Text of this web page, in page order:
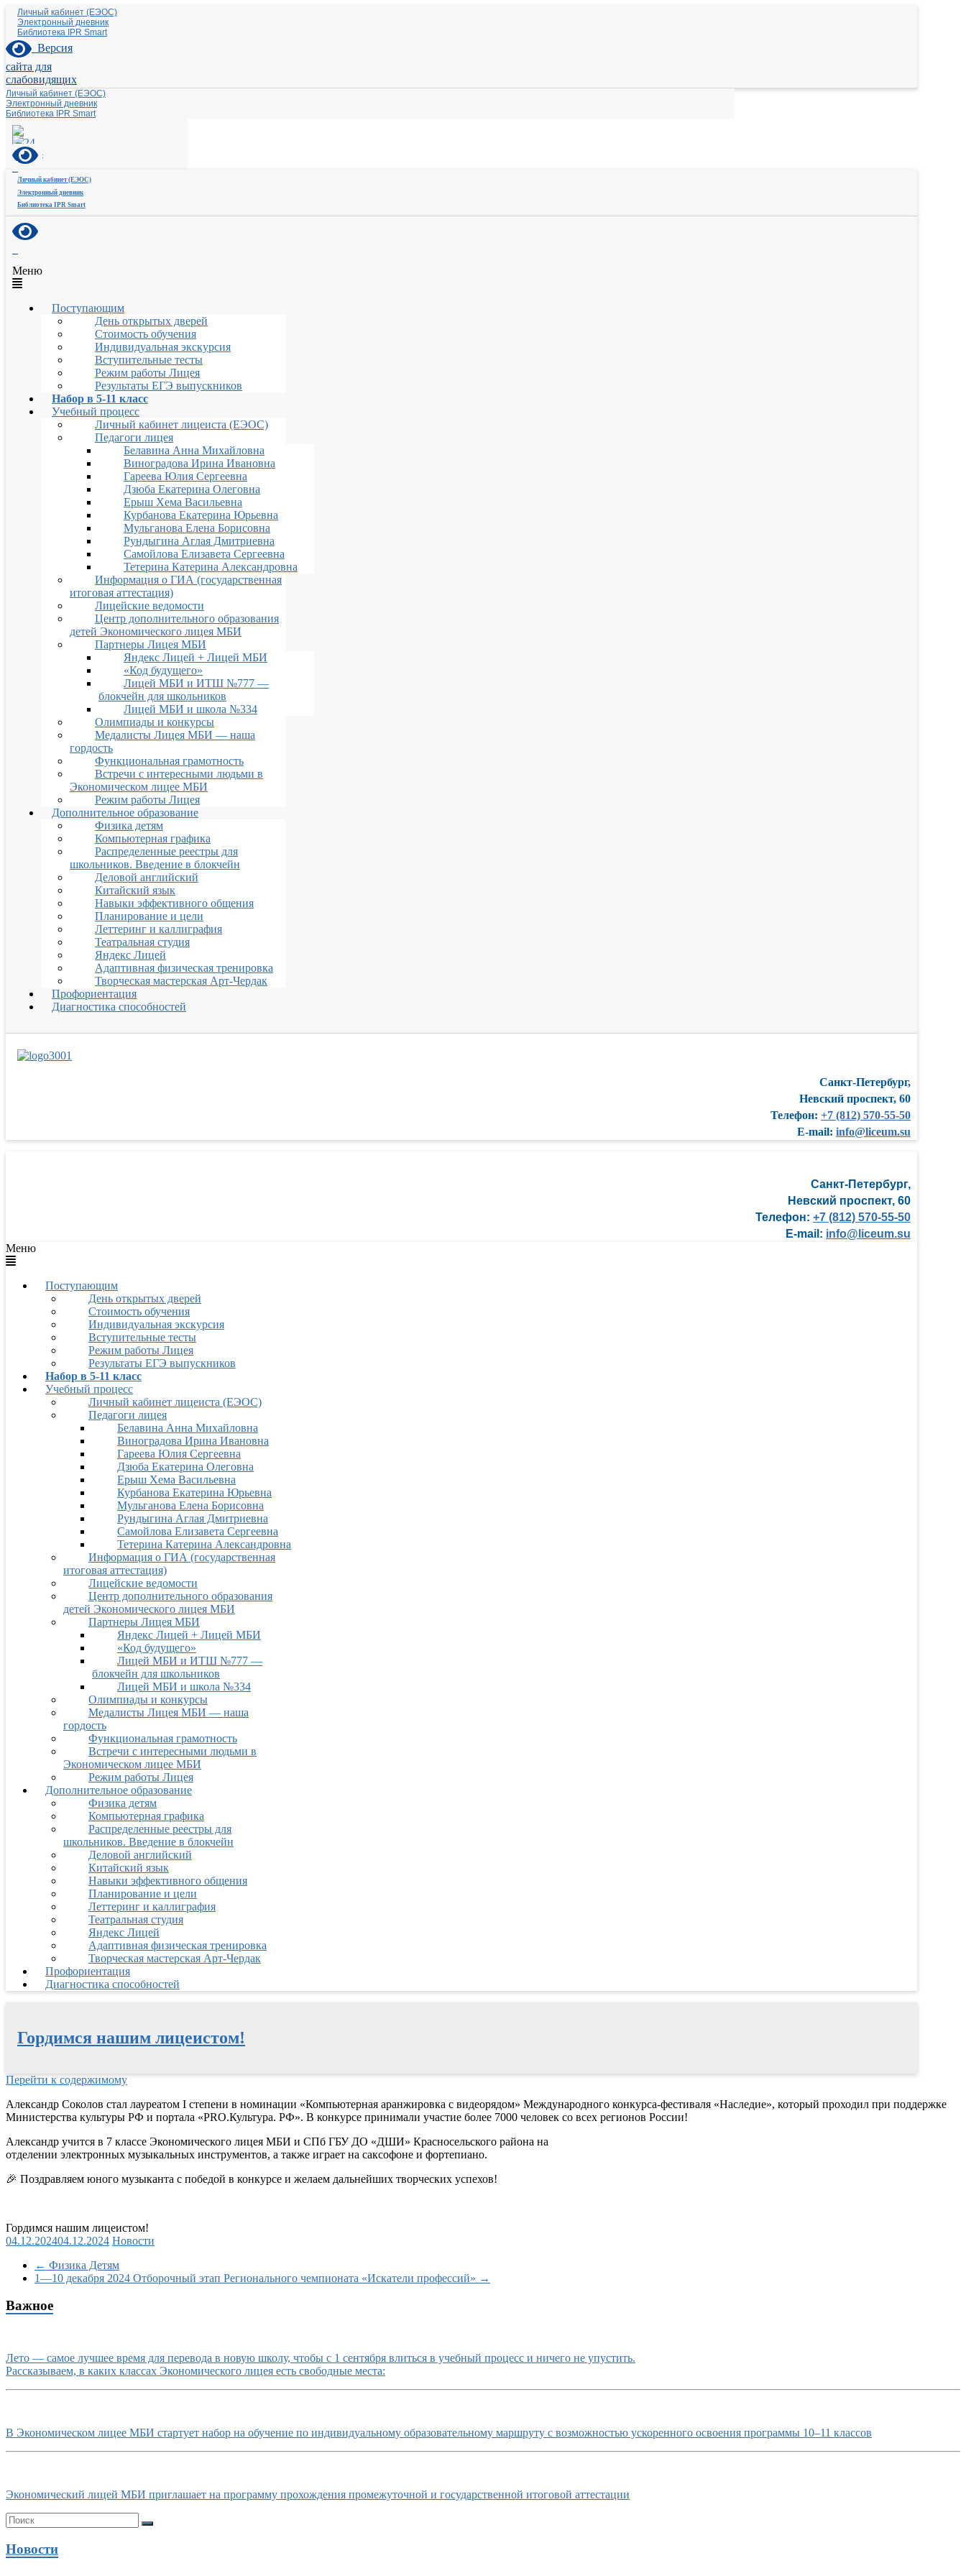
Личный кабинет (ЕЭОС)
Электронный дневник
Библиотека IPR Smart
Версия
сайта для
слабовидящих
Личный кабинет (ЕЭОС)
Электронный дневник
Библиотека IPR Smart
Личный кабинет (ЕЭОС)
Электронный дневник
Библиотека IPR Smart
Меню
Поступающим
День открытых дверей
Стоимость обучения
Индивидуальная экскурсия
Вступительные тесты
Режим работы Лицея
Результаты ЕГЭ выпускников
Набор в 5-11 класс
Учебный процесс
Личный кабинет лицеиста (ЕЭОС)
Педагоги лицея
Белавина Анна Михайловна
Виноградова Ирина Ивановна
Гареева Юлия Сергеевна
Дзюба Екатерина Олеговна
Ерыш Хема Васильевна
Курбанова Екатерина Юрьевна
Мульганова Елена Борисовна
Рундыгина Аглая Дмитриевна
Самойлова Елизавета Сергеевна
Тетерина Катерина Александровна
Информация о ГИА (государственная
итоговая аттестация)
Лицейские ведомости
Центр дополнительного образования
детей Экономического лицея МБИ
Партнеры Лицея МБИ
Яндекс Лицей + Лицей МБИ
«Код будущего»
Лицей МБИ и ИТШ №777 —
блокчейн для школьников
Лицей МБИ и школа №334
Олимпиады и конкурсы
Медалисты Лицея МБИ — наша
гордость
Функциональная грамотность
Встречи с интересными людьми в
Экономическом лицее МБИ
Режим работы Лицея
Дополнительное образование
Физика детям
Компьютерная графика
Распределенные реестры для
школьников. Введение в блокчейн
Деловой английский
Китайский язык
Навыки эффективного общения
Планирование и цели
Леттеринг и каллиграфия
Театральная студия
Яндекс Лицей
Адаптивная физическая тренировка
Творческая мастерская Арт-Чердак
Профориентация
Диагностика способностей
Санкт-Петербург,
Невский проспект, 60
Телефон: +7 (812) 570-55-50
E-mail: info@liceum.su
Санкт-Петербург,
Невский проспект, 60
Телефон: +7 (812) 570-55-50
E-mail: info@liceum.su
Меню
Поступающим
День открытых дверей
Стоимость обучения
Индивидуальная экскурсия
Вступительные тесты
Режим работы Лицея
Результаты ЕГЭ выпускников
Набор в 5-11 класс
Учебный процесс
Личный кабинет лицеиста (ЕЭОС)
Педагоги лицея
Белавина Анна Михайловна
Виноградова Ирина Ивановна
Гареева Юлия Сергеевна
Дзюба Екатерина Олеговна
Ерыш Хема Васильевна
Курбанова Екатерина Юрьевна
Мульганова Елена Борисовна
Рундыгина Аглая Дмитриевна
Самойлова Елизавета Сергеевна
Тетерина Катерина Александровна
Информация о ГИА (государственная
итоговая аттестация)
Лицейские ведомости
Центр дополнительного образования
детей Экономического лицея МБИ
Партнеры Лицея МБИ
Яндекс Лицей + Лицей МБИ
«Код будущего»
Лицей МБИ и ИТШ №777 —
блокчейн для школьников
Лицей МБИ и школа №334
Олимпиады и конкурсы
Медалисты Лицея МБИ — наша
гордость
Функциональная грамотность
Встречи с интересными людьми в
Экономическом лицее МБИ
Режим работы Лицея
Дополнительное образование
Физика детям
Компьютерная графика
Распределенные реестры для
школьников. Введение в блокчейн
Деловой английский
Китайский язык
Навыки эффективного общения
Планирование и цели
Леттеринг и каллиграфия
Театральная студия
Яндекс Лицей
Адаптивная физическая тренировка
Творческая мастерская Арт-Чердак
Профориентация
Диагностика способностей
Гордимся нашим лицеистом!
Перейти к содержимому
Александр Соколов стал лауреатом I степени в номинации «Компьютерная аранжировка с видеорядом» Международного конкурса-фестиваля «Наследие», который проходил при поддержке
Министерства культуры РФ и портала «PRO.Культура. РФ». В конкурсе принимали участие более 7000 человек со всех регионов России!
Александр учится в 7 классе Экономического лицея МБИ и СПб ГБУ ДО «ДШИ» Красносельского района на
отделении электронных музыкальных инструментов, а также играет на саксофоне и фортепиано.
🎉 Поздравляем юного музыканта с победой в конкурсе и желаем дальнейших творческих успехов!
Гордимся нашим лицеистом!
04.12.202404.12.2024 Новости
← Физика Детям
1—10 декабря 2024 Отборочный этап Регионального чемпионата «Искатели профессий» →
Важное
Лето — самое лучшее время для перевода в новую школу, чтобы с 1 сентября влиться в учебный процесс и ничего не упустить.
Рассказываем, в каких классах Экономического лицея есть свободные места:
В Экономическом лицее МБИ стартует набор на обучение по индивидуальному образовательному маршруту с возможностью ускоренного освоения программы 10–11 классов
Экономический лицей МБИ приглашает на программу прохождения промежуточной и государственной итоговой аттестации
Новости